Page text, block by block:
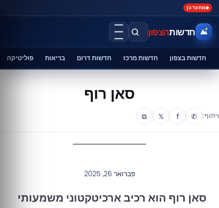
מתעדכן
חדשותהצפון
חדשות בצפון חדשות מרכז חדשות דרום בריאות פוליטיקה
סאן רוף
✆
f
𝕏
⧉
פברואר 26, 2025
סאן רוף הוא רכיב ארכיטקטוני משמעותי